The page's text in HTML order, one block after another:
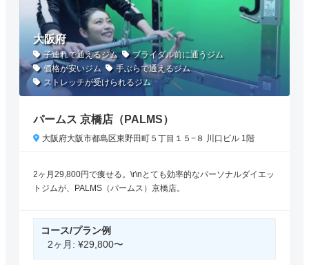
大阪府
子連れで通えるジム
ブライダル前に通うジム
価格が安いジム
手ぶらで通えるジム
ストレッチが受けられるジム
パームス 京橋店（PALMS）
大阪府大阪市都島区東野田町５丁目１５−８ 川口ビル 1階
2ヶ月29,800円で痩せる。\r\nとても効率的なパーソナルダイエッ
トジムが、PALMS（パームス）京橋店。
コース/プラン例
2ヶ月: ¥29,800〜